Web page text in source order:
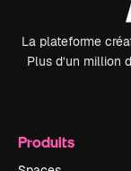
La plateforme
Plus d’un million
Produits